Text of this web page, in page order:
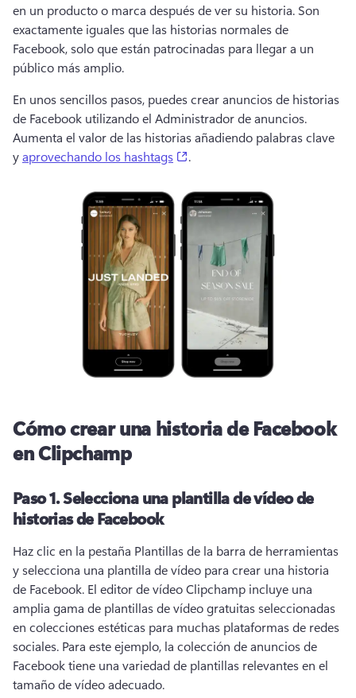
en un producto o marca después de ver su historia. Son
exactamente iguales que las historias normales de
Facebook, solo que están patrocinadas para llegar a un
público más amplio.
En unos sencillos pasos, puedes crear anuncios de historias
de Facebook utilizando el Administrador de anuncios.
Aumenta el valor de las historias añadiendo palabras clave
y aprovechando los hashtags .
Cómo crear una historia de Facebook
en Clipchamp
Paso 1. Selecciona una plantilla de vídeo de
historias de Facebook
Haz clic en la pestaña Plantillas de la barra de herramientas
y selecciona una plantilla de vídeo para crear una historia
de Facebook. El editor de vídeo Clipchamp incluye una
amplia gama de plantillas de vídeo gratuitas seleccionadas
en colecciones estéticas para muchas plataformas de redes
sociales. Para este ejemplo, la colección de anuncios de
Facebook tiene una variedad de plantillas relevantes en el
tamaño de vídeo adecuado.